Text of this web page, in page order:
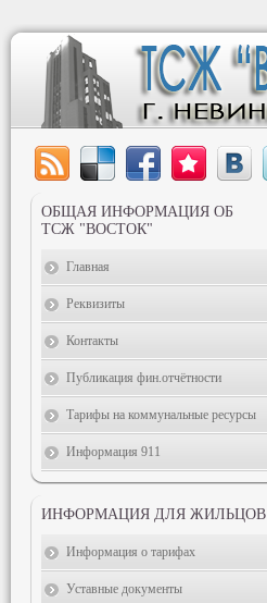
ОБЩАЯ ИНФОРМАЦИЯ ОБ
ТСЖ "ВОСТОК"
Главная
Реквизиты
Контакты
Публикация фин.отчётности
Тарифы на коммунальные ресурсы
Информация 911
ИНФОРМАЦИЯ ДЛЯ ЖИЛЬЦОВ
Информация о тарифах
Уставные документы